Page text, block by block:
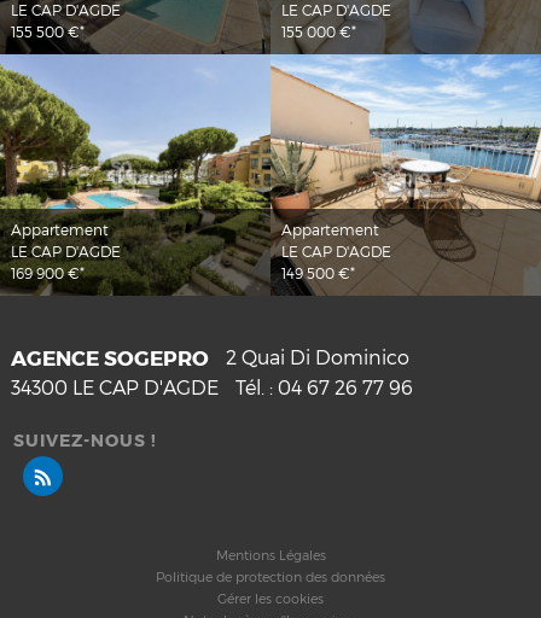
LE CAP D'AGDE
155 500 €*
LE CAP D'AGDE
155 000 €*
Appartement
LE CAP D'AGDE
169 900 €*
Appartement
LE CAP D'AGDE
149 500 €*
AGENCE SOGEPRO
2 Quai Di Dominico
34300 LE CAP D'AGDE Tél. : 04 67 26 77 96
SUIVEZ-NOUS !
Mentions Légales
Politique de protection des données
Gérer les cookies